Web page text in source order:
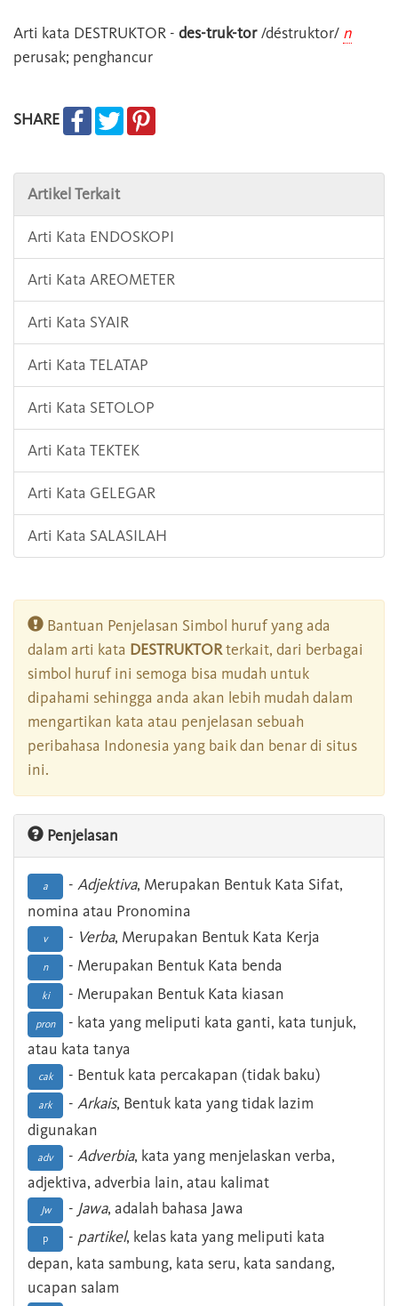
Arti kata DESTRUKTOR - des-truk-tor/déstruktor/ n
perusak; penghancur
SHARE
Artikel Terkait
Arti Kata ENDOSKOPI
Arti Kata AREOMETER
Arti Kata SYAIR
Arti Kata TELATAP
Arti Kata SETOLOP
Arti Kata TEKTEK
Arti Kata GELEGAR
Arti Kata SALASILAH
Bantuan Penjelasan Simbol huruf yang ada
dalam arti kata DESTRUKTORterkait, dari berbagai
simbol huruf ini semoga bisa mudah untuk
dipahami sehingga anda akan lebih mudah dalam
mengartikan kata atau penjelasan sebuah
peribahasa Indonesia yang baik dan benar di situs
ini.
Penjelasan
a - Adjektiva, Merupakan Bentuk Kata Sifat,
nomina atau Pronomina
v - Verba, Merupakan Bentuk Kata Kerja
n - Merupakan Bentuk Kata benda
ki - Merupakan Bentuk Kata kiasan
pron
- kata yang meliputi kata ganti, kata tunjuk,
atau kata tanya
cak - Bentuk kata percakapan (tidak baku)
ark - Arkais, Bentuk kata yang tidak lazim
digunakan
adv - Adverbia, kata yang menjelaskan verba,
adjektiva, adverbia lain, atau kalimat
Jw - Jawa, adalah bahasa Jawa
p - partikel, kelas kata yang meliputi kata
depan, kata sambung, kata seru, kata sandang,
ucapan salam